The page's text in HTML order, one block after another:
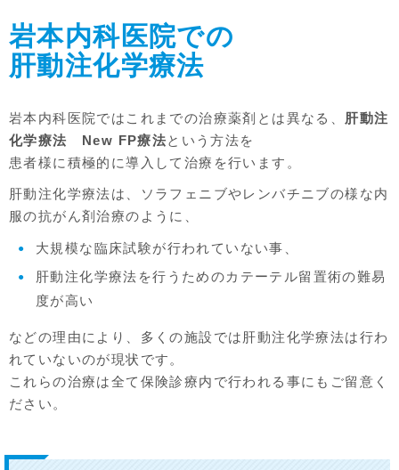
岩本内科医院での
肝動注化学療法
岩本内科医院ではこれまでの治療薬剤とは異なる、 肝動注
化学療法 New FP療法という方法を
患者様に積極的に導入して治療を行います。
肝動注化学療法は、ソラフェニブやレンバチニブの様な内
服の抗がん剤治療のように、
大規模な臨床試験が行われていない事、
肝動注化学療法を行うためのカテーテル留置術の難易
度が高い
などの理由により、多くの施設では肝動注化学療法は行わ
れていないのが現状です。
これらの治療は全て保険診療内で行われる事にもご留意く
ださい。